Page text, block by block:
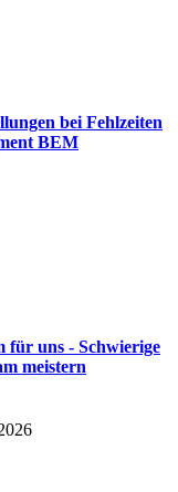
bei Fehlzeiten
BEM
für uns - Schwierige
meistern